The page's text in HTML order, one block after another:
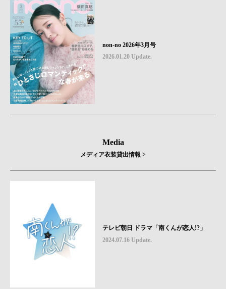
non-no 2026年3月号
2026.01.20 Update.
Media
メディア衣装貸出情報 >
テレビ朝日 ドラマ「南くんが恋人!?」
2024.07.16 Update.